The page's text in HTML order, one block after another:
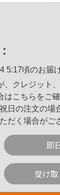
5:17頃のお届
、クレジット
はこちら をご
日の注文の場
だく場合がご
即
受け